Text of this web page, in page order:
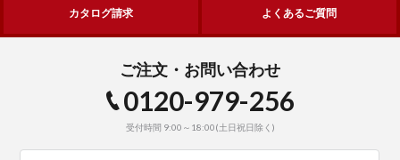
カタログ請求 よくあるご質問
ご注文・お問い合わせ
0120-979-256
受付時間 9:00～18:00(土日祝日除く)